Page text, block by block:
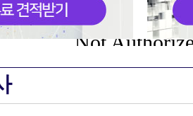
Not